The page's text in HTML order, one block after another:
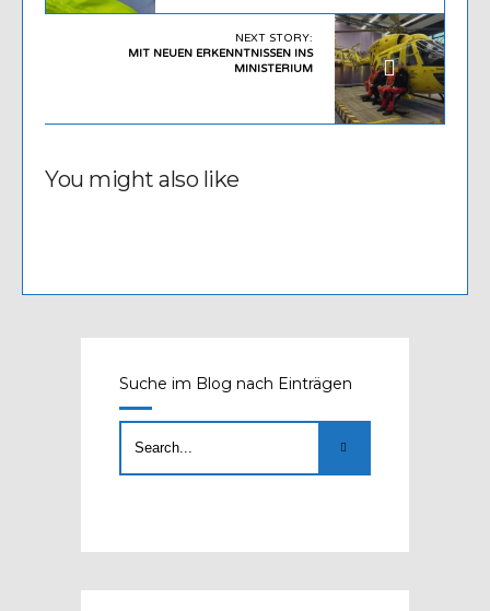
NEXT STORY:
MIT NEUEN ERKENNTNISSEN INS
MINISTERIUM
You might also like
Suche im Blog nach Einträgen